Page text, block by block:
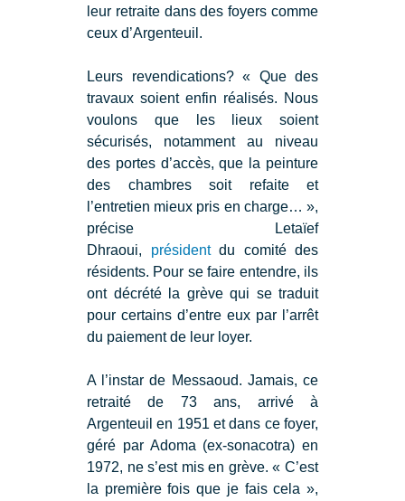
leur retraite dans des foyers comme
ceux d’Argenteuil.
Leurs revendications? « Que des
travaux soient enfin réalisés. Nous
voulons que les lieux soient
sécurisés, notamment au niveau
des portes d’accès, que la peinture
des chambres soit refaite et
l’entretien mieux pris en charge… »,
précise Letaïef
Dhraoui, présidentdu comité des
résidents. Pour se faire entendre, ils
ont décrété la grève qui se traduit
pour certains d’entre eux par l’arrêt
du paiement de leur loyer.
A l’instar de Messaoud. Jamais, ce
retraité de 73 ans, arrivé à
Argenteuil en 1951 et dans ce foyer,
géré par Adoma (ex-sonacotra) en
1972, ne s’est mis en grève. « C’est
la première fois que je fais cela »,